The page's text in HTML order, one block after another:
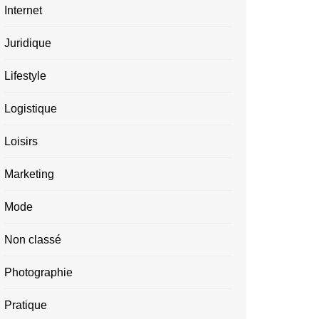
Internet
Juridique
Lifestyle
Logistique
Loisirs
Marketing
Mode
Non classé
Photographie
Pratique